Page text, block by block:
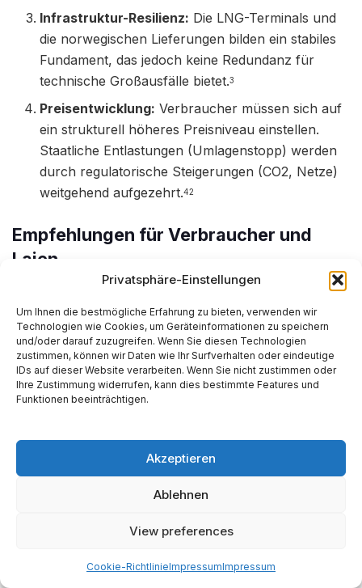
Privatsphäre-Einstellungen
Um Ihnen die bestmögliche Erfahrung zu bieten, verwenden wir
Technologien wie Cookies, um Geräteinformationen zu speichern
und/oder darauf zuzugreifen. Wenn Sie diesen Technologien
zustimmen, können wir Daten wie Ihr Surfverhalten oder eindeutige
IDs auf dieser Website verarbeiten. Wenn Sie nicht zustimmen oder
Ihre Zustimmung widerrufen, kann dies bestimmte Features und
Funktionen beeinträchtigen.
Akzeptieren
Ablehnen
View preferences
Cookie-RichtlinieImpressumImpressum
Infrastruktur-Resilienz: Die LNG-Terminals und
die norwegischen Lieferungen bilden ein stabiles
Fundament, das jedoch keine Redundanz für
technische Großausfälle bietet.3
Preisentwicklung: Verbraucher müssen sich auf
ein strukturell höheres Preisniveau einstellen.
Staatliche Entlastungen (Umlagenstopp) werden
durch regulatorische Steigerungen (CO2, Netze)
weitgehend aufgezehrt.42
Empfehlungen für Verbraucher und
Laien
Effizienzsteigerung:
Jedes Grad weniger
Raumtemperatur entlastet die nationalen Speicher
direkt und spart ca. 6 % der individuellen
Heizkosten.13
Anbieterwechsel:Der Preisabstand zwischen
der teuren Grundversorgung und alternativen
Wechsel kann die Jahresrechnung um mehrere
hundert Euro senken.47
Antizyklisches Handeln:Nutzer von Heizöl und
für die Bevorratung nutzen, um von den